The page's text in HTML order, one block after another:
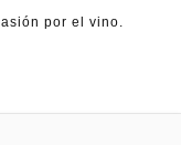
por el vino.